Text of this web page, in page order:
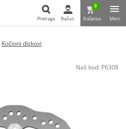
Pretraga Račun
0
Košarica Meni
Kočioni diskovi
Naš kod: P6308